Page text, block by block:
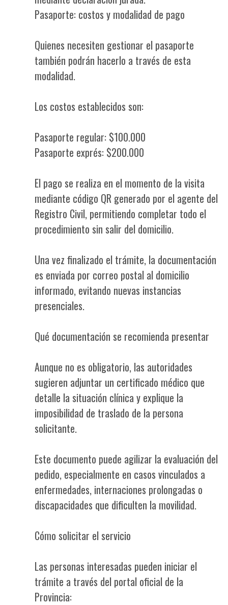
Pasaporte: costos y modalidad de pago
Quienes necesiten gestionar el pasaporte
también podrán hacerlo a través de esta
modalidad.
Los costos establecidos son:
Pasaporte regular: $100.000
Pasaporte exprés: $200.000
El pago se realiza en el momento de la visita
mediante código QR generado por el agente del
Registro Civil, permitiendo completar todo el
procedimiento sin salir del domicilio.
Una vez finalizado el trámite, la documentación
es enviada por correo postal al domicilio
informado, evitando nuevas instancias
presenciales.
Qué documentación se recomienda presentar
Aunque no es obligatorio, las autoridades
sugieren adjuntar un certificado médico que
detalle la situación clínica y explique la
imposibilidad de traslado de la persona
solicitante.
Este documento puede agilizar la evaluación del
pedido, especialmente en casos vinculados a
enfermedades, internaciones prolongadas o
discapacidades que dificulten la movilidad.
Cómo solicitar el servicio
Las personas interesadas pueden iniciar el
trámite a través del portal oficial de la
Provincia: